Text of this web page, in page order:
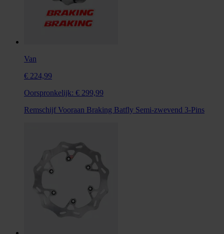
Van
€ 224,99
Oorspronkelijk: € 299,99
Remschijf Vooraan Braking Batfly Semi-zwevend 3-Pins